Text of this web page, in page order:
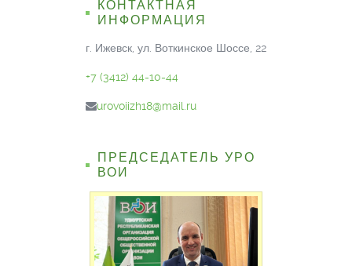
КОНТАКТНАЯ
ИНФОРМАЦИЯ
г. Ижевск, ул. Воткинское Шоссе, 22
+7 (3412) 44-10-44
urovoiizh18@mail.ru
ПРЕДСЕДАТЕЛЬ УРО
ВОИ